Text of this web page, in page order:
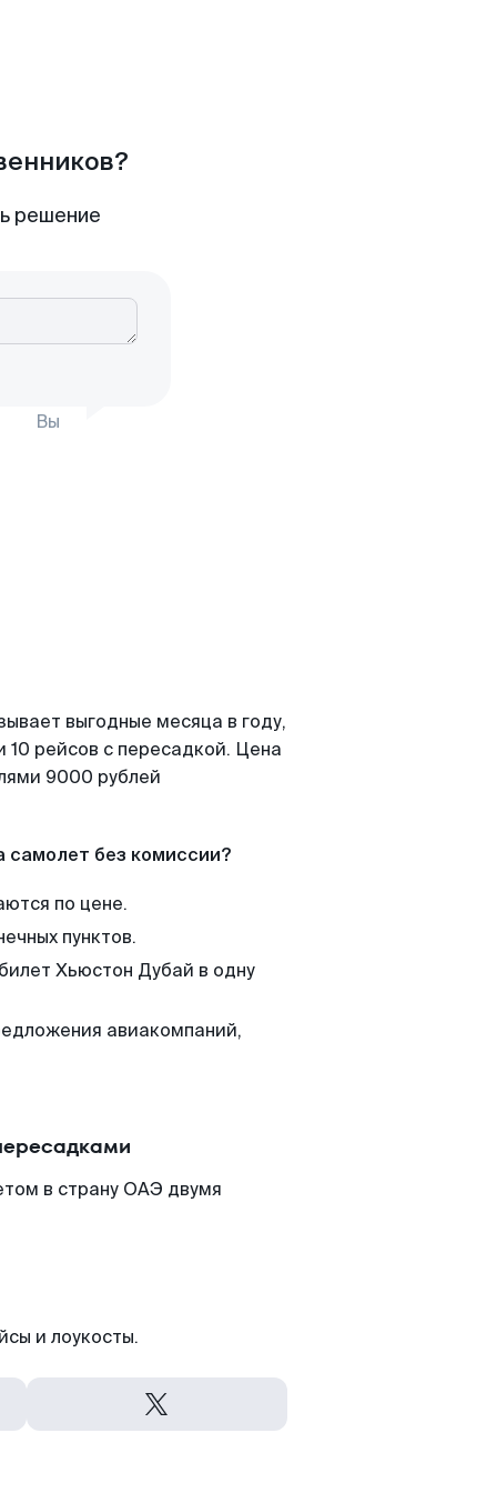
решение
Вы
выгодные месяца в году,
рейсов с пересадкой. Цена
9000 рублей
самолет без комиссии?
по цене.
пунктов.
Хьюстон Дубай в одну
авиакомпаний,
в страну ОАЭ двумя
и лоукосты.